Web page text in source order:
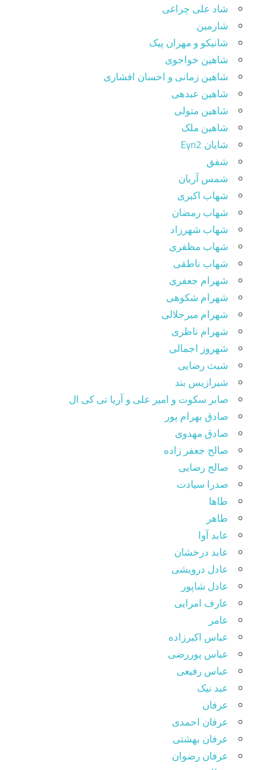
شاد علی چراغی
شارمین
شانیکو و مهران پیک
شاهین خواجوی
شاهین زمانی و احسان افشاری
شاهین عبدهی
شاهین متولی
شاهین ملک
شایان Eyn2
شفق
شمس آریان
شهاب اکبری
شهاب رمضان
شهاب شهرزاد
شهاب مظفری
شهاب ناطقی
شهرام جعفری
شهرام شکوهی
شهرام میرجلالی
شهرام ناظری
شهروز اجمالی
شیث رضایی
شیرازیس بند
صابر سکوت و امیر علی و آریا تی کی ال
صادق بهرام پور
صادق مهدوی
صالح جعفر زاده
صالح رضایی
صدرا سیادت
طاها
طاهر
عابد آوا
عابد درخشان
عادل درویشی
عادل شاپور
عارف امرایی
عامر
عباس اکبرزاده
عباس پوررضی
عباس رفیعی
عبد نیک
عرفان
عرفان احمدی
عرفان بهشتی
عرفان رضوان